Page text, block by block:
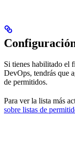
Si tienes habilitado el
DevOps, tendrás que
de permitidos.
Para ver la lista más
sobre listas de